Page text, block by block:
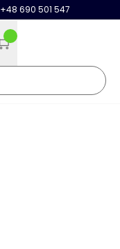
+48 690 501 547